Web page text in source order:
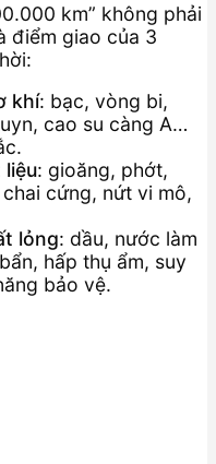
km” không phải
điểm giao của 3
khí: bạc, vòng bi,
cao su càng A…
liệu: gioăng, phớt,
cứng, nứt vi mô,
lỏng: dầu, nước làm
hấp thụ ẩm, suy
bảo vệ.